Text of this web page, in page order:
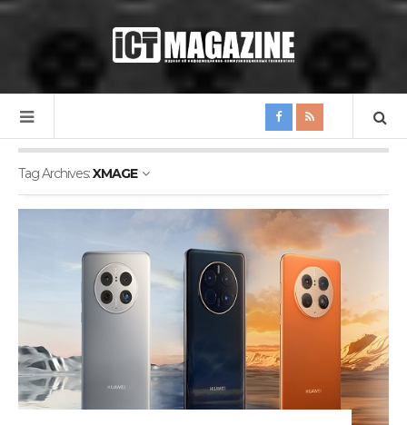
Tag Archives:XMAGE